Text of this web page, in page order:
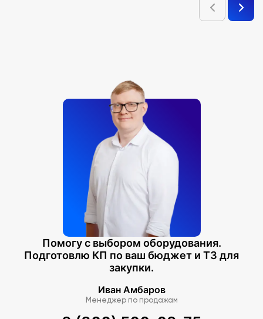
Помогу с выбором оборудования.
Подготовлю КП по ваш бюджет и ТЗ для
закупки.
Иван Амбаров
Менеджер по продажам